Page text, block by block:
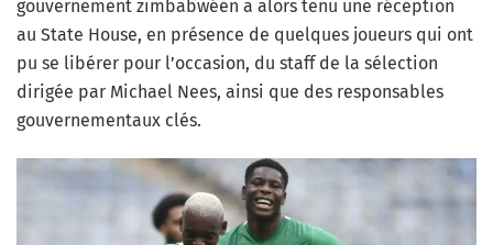
gouvernement zimbabwéen a alors tenu une réception
au State House, en présence de quelques joueurs qui ont
pu se libérer pour l’occasion, du staff de la sélection
dirigée par Michael Nees, ainsi que des responsables
gouvernementaux clés.